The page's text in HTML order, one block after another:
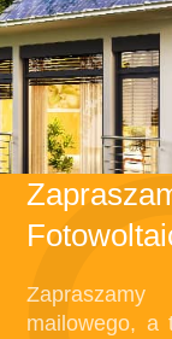
mailowego, a